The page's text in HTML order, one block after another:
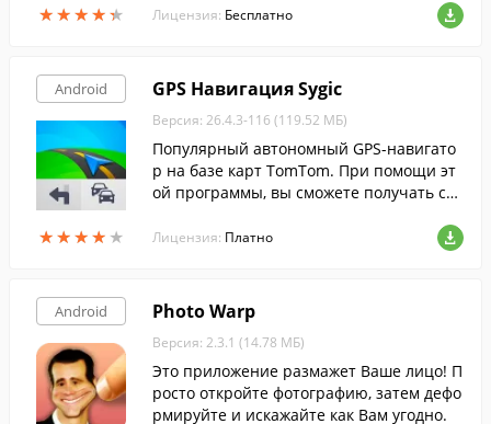
★★★★★
★★★★★ Лицензия: Бесплатно
Android
★★★★ ★
★★★★ ★
GPS Навигация Sygic
Версия: 26.4.3-116 (119.52 МБ)
Популярный автономный GPS-навигато
р на базе карт TomTom. При помощи эт
ой программы, вы сможете получать све
ете строить маршруты и многое другое.
Лицензия: Платно
Android Photo Warp
Версия: 2.3.1 (14.78 МБ)
Это приложение размажет Ваше лицо! П
росто откройте фотографию, затем дефо
рмируйте и искажайте как Вам угодно.